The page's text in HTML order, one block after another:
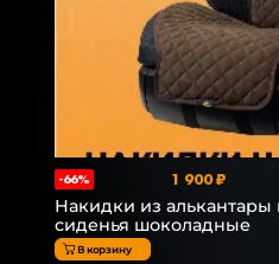
-66% 1 900 ₽
Накидки из
сиденья шоколадные
В корзину